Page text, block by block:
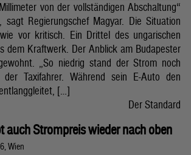
von der vollständigen Abschaltung“
sagt Regierungschef Magyar. Die Situation
vor kritisch. Ein Drittel des ungarischen
dem Kraftwerk. Der Anblick am Budapester
„So niedrig stand der Strom noch
Taxifahrer. Während sein E-Auto den
[…]
Der Standard
auch Strompreis wieder nach oben
Wien